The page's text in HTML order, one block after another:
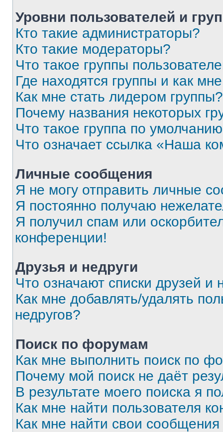
Уровни пользователей и
Кто такие администраторы?
Кто такие модераторы?
Что такое группы
Где находятся группы и как
Как мне стать лидером группы?
Почему названия некоторых
Что такое группа по
Что означает ссылка «Наша
Личные сообщения
Я не могу отправить личные
Я постоянно получаю
Я получил спам или
конференции!
Друзья и недруги
Что означают списки друзей и
Как мне добавлять/удалять
недругов?
Поиск по форумам
Как мне выполнить поиск по
Почему мой поиск не даёт
В результате моего поиска я
Как мне найти пользователя
Как мне найти свои